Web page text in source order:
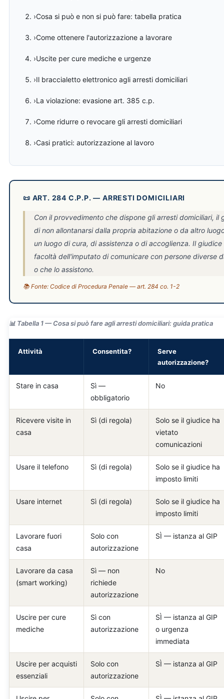
›Cosa si può e non si può fare: tabella pratica
›Come ottenere l'autorizzazione a lavorare
›Uscite per cure mediche e urgenze
›Il braccialetto elettronico agli arresti domiciliari
›La violazione: evasione art. 385 c.p.
›Come ridurre o revocare gli arresti domiciliari
›Casi pratici: autorizzazione al lavoro
📜 ART. 284 C.P.P. — ARRESTI DOMICILIARI
Con il provvedimento che dispone gli arresti domiciliari, il
di non allontanarsi dalla propria abitazione o da altro
un luogo di cura, di assistenza o di accoglienza. Il
facoltà dell'imputato di comunicare con persone diverse
o che lo assistono.
📚 Fonte: Codice di Procedura Penale — art. 284 co. 1-2
📊 Tabella 1 — Cosa si può fare agli arresti domiciliari: guida pratica
Attività Consentita?
Serve
autorizzazione?
Stare in casa
Sì —
obbligatorio
No
Ricevere visite in
casa
Sì (di regola)
Solo se il giudice ha
vietato
comunicazioni
Usare il telefono Sì (di regola)
Solo se il giudice ha
imposto limiti
Usare internet Sì (di regola)
Solo se il giudice ha
imposto limiti
Lavorare fuori
casa
Solo con
autorizzazione
SÌ — istanza al GIP
Lavorare da casa
(smart working)
Sì — non
richiede
autorizzazione
No
Uscire per cure
mediche
Sì con
autorizzazione
SÌ — istanza al GIP
o urgenza
immediata
Uscire per acquisti
essenziali
Solo con
autorizzazione
SÌ — istanza al GIP